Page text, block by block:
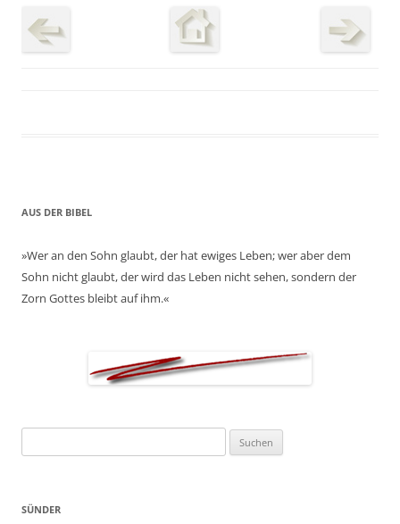
AUS DER BIBEL
»Wer an den Sohn glaubt, der hat ewiges Leben; wer aber dem
Sohn nicht glaubt, der wird das Leben nicht sehen, sondern der
Zorn Gottes bleibt auf ihm.«
nach:
SÜNDER